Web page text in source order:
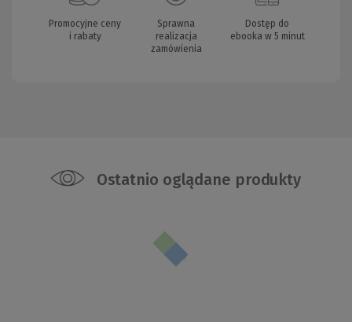
Promocyjne ceny
i rabaty
Sprawna
realizacja
zamówienia
Dostęp do
ebooka w 5 minut
Ostatnio oglądane produkty